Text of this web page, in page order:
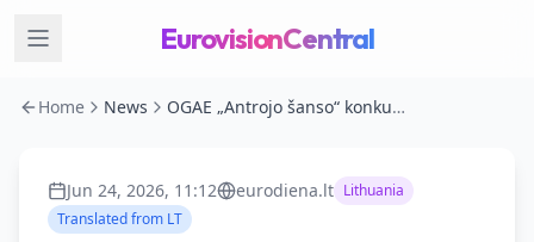
EurovisionCentral
Home News OGAE „Antrojo šanso“ konkurse Lietuvai atstovaus SHWR
Jun 24, 2026, 11:12 eurodiena.lt Lithuania
Translated from LT